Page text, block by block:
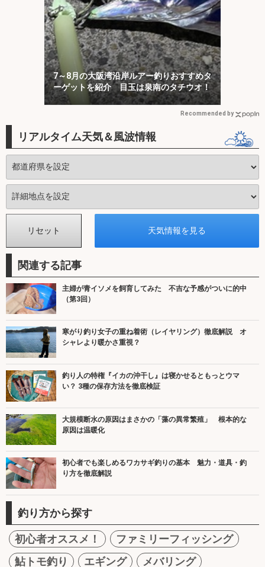
7～8月の大阪湾沿岸ルアー釣りおすすめタ
ーゲットを紹介 目玉は泉南のタチウオ！
Recommended by
リアルタイム天気＆風波情報
関連する記事
主婦が青イソメを飼育してみた 不吉な予感がついに的中
（第3回）
寒がり釣り女子の重ね着術（レイヤリング）徹底解説 オ
シャレより暖かさ重視？
釣り人の特権『イカの沖干し』は寝かせるともっとウマ
い？ 3種の保存方法を徹底検証
大規模断水の原因はまさかの「藻の異常繁殖」 根本的な
原因は温暖化
初心者でも楽しめるワカサギ釣りの基本 魅力・道具・釣
り方を徹底解説
釣り方から探す
初心者オススメ！
ファミリーフィッシング
鮎トモ釣り
エギング
メバリング